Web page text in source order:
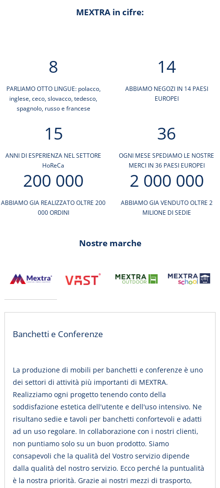
MEXTRA in cifre:
8
PARLIAMO OTTO LINGUE: polacco,
inglese, ceco, slovacco, tedesco,
spagnolo, russo e francese
14
ABBIAMO NEGOZI IN 14 PAESI
EUROPEI
15
ANNI DI ESPERIENZA NEL SETTORE
HoReCa
36
OGNI MESE SPEDIAMO LE NOSTRE
MERCI IN 36 PAESI EUROPEI
200 000
ABBIAMO GIA REALIZZATO OLTRE 200
000 ORDINI
2 000 000
ABBIAMO GIA VENDUTO OLTRE 2
MILIONE DI SEDIE
Nostre marche
Banchetti e Conferenze
La produzione di mobili per banchetti e conferenze è uno
dei settori di attività più importanti di MEXTRA.
Realizziamo ogni progetto tenendo conto della
soddisfazione estetica dell'utente e dell'uso intensivo. Ne
risultano sedie e tavoli per banchetti confortevoli e adatti
ad un uso regolare. In collaborazione con i nostri clienti,
non puntiamo solo su un buon prodotto. Siamo
consapevoli che la qualità del Vostro servizio dipende
dalla qualità del nostro servizio. Ecco perché la puntualità
è la nostra priorità. Grazie ai nostri mezzi di trasporto,